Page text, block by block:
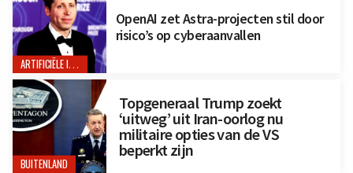
ARTIFICIËLE INTELLIGENTIE
OpenAI zet Astra-projecten stil door
risico’s op cyberaanvallen
BUITENLAND
Topgeneraal Trump zoekt
‘uitweg’ uit Iran-oorlog nu
militaire opties van de VS
beperkt zijn